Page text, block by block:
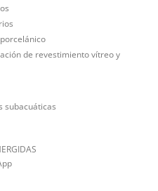
de revestimiento vítreo y
subacuáticas